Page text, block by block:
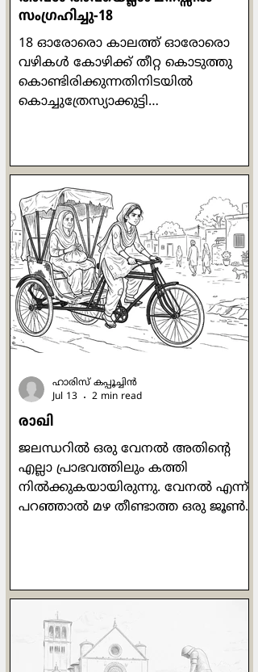
സംഗ്രഹിച്ചു-18
18 ഓരോരൊ കാലത്ത് ഓരോരൊ
വഴികള്‍ കോഴിക്ക് തീറ്റ കൊടുത്തു
കൊണ്ടിരിക്കുന്നതിനിടയില്‍
കൊച്ചുത്രേസ്യാക്കുട്ടി
"ഒരു കോഴിക്കൂട്ടത്തിന് ഒരു പൂവന്‍
മതിയെന്നത് പ്രകൃതി നിയമമാണ്.
എന്നു വച്ച് ഒരു വീട്ടില്‍ ഒരു പുരുഷന്‍
മതിയെന്ന് തീരുമാനിക്കാന്‍ പറ്റുമോ?
പരസ്പരം അംഗീകരിച്ചും
അനുസരിച്ചും ജീവിക്കണം."
ജോര്‍ജുകുട്ടിയുടെ മെരുമെരുപ്പും
മേക്കിട്ട് കേറ്റവും കൊച്ചുത്രേസ്യാക്കുട്ടി
കാണുന്നുണ്ടായിരുന്നു. പ്രത്യേകിച്ച
രാഖി
ജലന്ധറില്‍ ഒരു വേനല്‍ അതിന്‍റെ
എല്ലാ പ്രാഭവത്തിലും കത്തി
നില്‍ക്കുകയായിരുന്നു. വേനല്‍ എന്ന്
പറഞ്ഞാല്‍ മഴ തീണ്ടാത്ത ഒരു ജൂണ്‍
നാട്ടിലെ കായലുകളെപ്പോലെ
തോന്നിപ്പിച്ചു. ഉച്ചക്കത്തെ ചൂട്
സഹിക്കാന്‍ വയ്യാതെ ഞാന്‍ പുറത്ത്
കൂടെ നടക്കുമ്പോള്‍
ഹാരിസ് കപ്പൂച്ചിന്‍
Jul 13
2 min read